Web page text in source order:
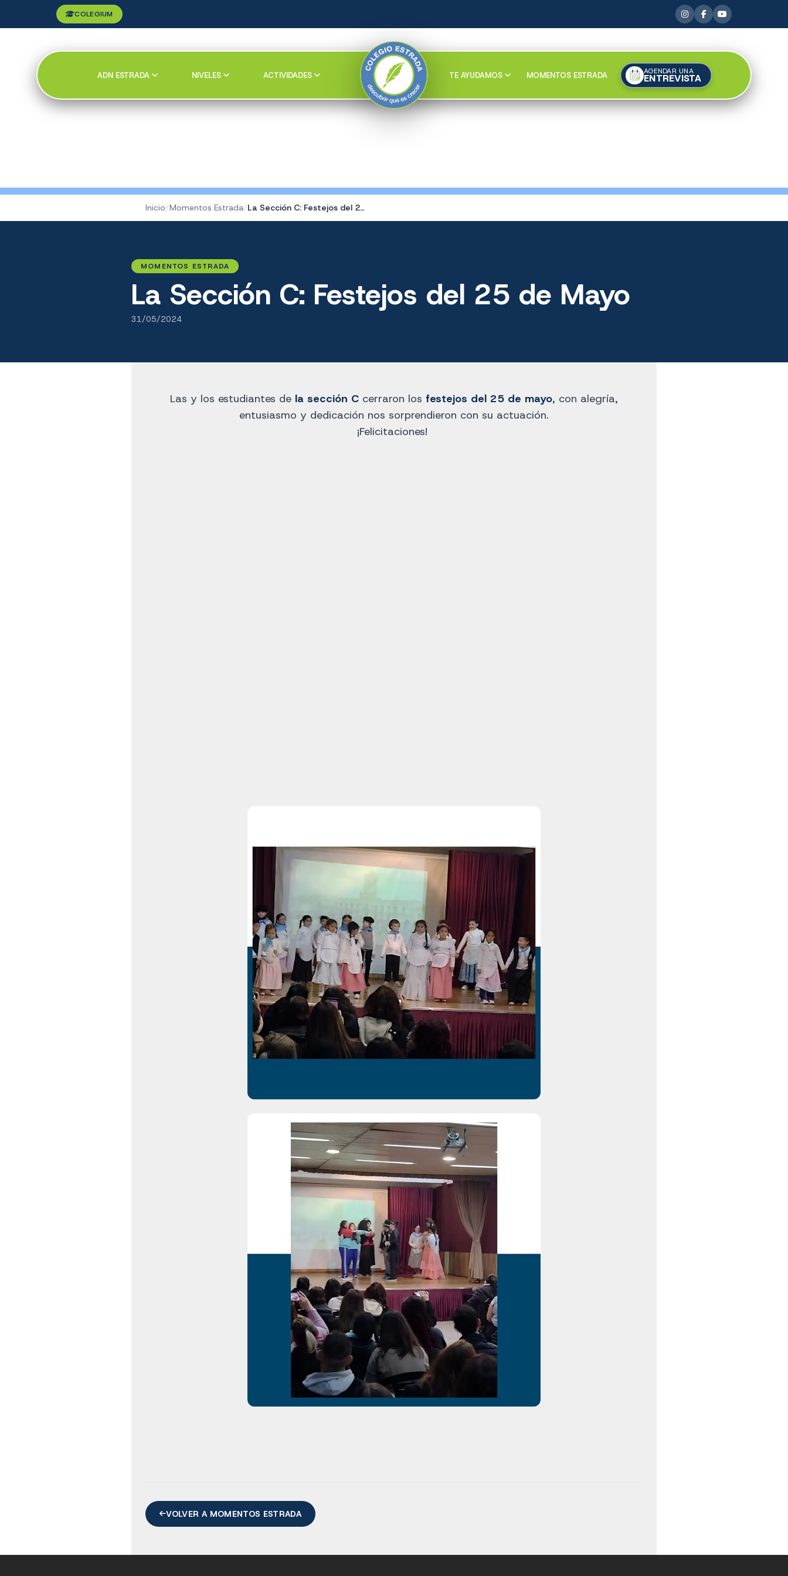
COLEGIUM
ADN ESTRADA NIVELES ACTIVIDADES TE AYUDAMOS MOMENTOS ESTRADA AGENDAR UNA
ENTREVISTA
Inicio/Momentos Estrada/ La Sección C: Festejos del 25 de Mayo
MOMENTOS ESTRADA
La Sección C: Festejos del 25 de Mayo
31/05/2024
Las y los estudiantes de la sección C cerraron los festejos del 25 de mayo, con alegría,
entusiasmo y dedicación nos sorprendieron con su actuación.
¡Felicitaciones!
VOLVER A MOMENTOS ESTRADA